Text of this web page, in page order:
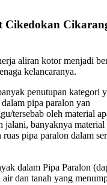
Cikedokan
aliran kotor menjadi
kelancaranya.
penutupan kategori
pipa paralon yan
tersebab oleh material
jalani, banyaknya material
pipa paralon dalam
dalam Pipa Paralon
dan tanah yang